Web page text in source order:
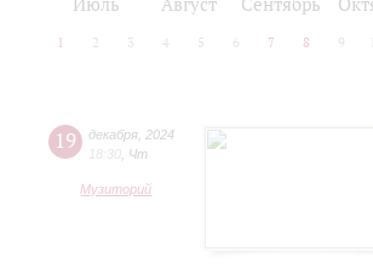
1 2 3 4 5 6 7 8 9
19 декабря 2024
18:30 Чт
Музиторий